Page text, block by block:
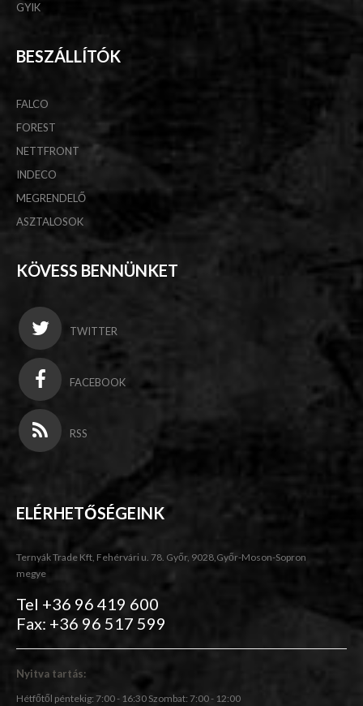
GYIK
BESZÁLLÍTÓK
FALCO
FOREST
NETTFRONT
INDECO
MEGRENDELŐ
ASZTALOSOK
KÖVESS BENNÜNKET
TWITTER
FACEBOOK
RSS
ELÉRHETŐSÉGEINK
Ternyák Trade Kft, Fehérvári u. 78. Győr, 9028,Győr-Moson-Sopron
megye
Tel +36 96 419 600
Fax: +36 96 517 599
Nyitva tartás:
Hétfőtől péntekig: 7:00 - 16:30 Szombat: 7:00 - 12:00